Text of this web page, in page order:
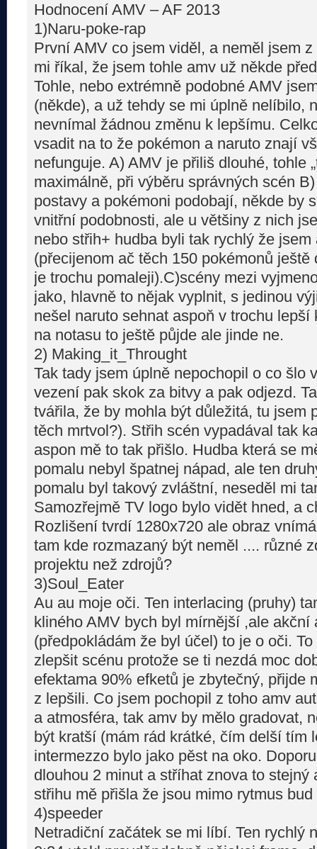
Hodnocení AMV – AF 2013
1)Naru-poke-rap
První AMV co jsem viděl, a neměl jsem
mi říkal, že jsem tohle amv už někde
Tohle, nebo extrémně podobné AMV
(někde), a už tehdy se mi úplně nelíbilo,
nevnímal žádnou změnu k lepšímu.
vsadit na to že pokémon a naruto znají
nefunguje. A) AMV je přiliš dlouhé, tohle
maximálně, při výběru správných scén
postavy a pokémoni podobají, někde by
vnitřní podobnosti, ale u většiny z nich
nebo střih+ hudba byli tak rychlý že
(přecijenom ač těch 150 pokémonů
je trochu pomaleji).C)scény mezi
jako, hlavně to nějak vyplnit, s jedinou
nešel naruto sehnat aspoň v trochu
na notasu to ještě půjde ale jinde ne.
2) Making_it_Throught
Tak tady jsem úplně nepochopil o co šlo
vezení pak skok za bitvy a pak odjezd.
tvářila, že by mohla být důležitá, tu jsem
těch mrtvol?). Střih scén vypadával tak
aspon mě to tak přišlo. Hudba která se
pomalu nebyl špatnej nápad, ale ten
pomalu byl takový zvláštní, neseděl mi
Samozřejmě TV logo bylo vidět hned, a
Rozlišení tvrdí 1280x720 ale obraz
tam kde rozmazaný být neměl .... různé
projektu než zdrojů?
3)Soul_Eater
Au au moje oči. Ten interlacing (pruhy)
kliného AMV bych byl mírnější ,ale akční
(předpokládám že byl účel) to je o oči.
zlepšit scénu protože se ti nezdá moc
efektama 90% efketů je zbytečný, přijde
z lepšili. Co jsem pochopil z toho amv
a atmosféra, tak amv by mělo gradovat,
být kratší (mám rád krátké, čím delší tím
intermezzo bylo jako pěst na oko.
dlouhou 2 minut a stříhat znova to stejný
střihu mě přišla že jsou mimo rytmus
4)speeder
Netradiční začátek se mi líbí. Ten rychlý